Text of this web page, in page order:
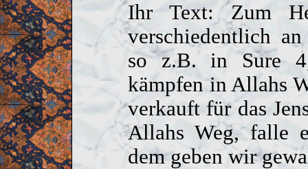
Ihr Text: Zum
verschiedentlich
so z.B. in Sure
kämpfen in Allahs
verkauft für das
Allahs Weg, falle
dem geben wir